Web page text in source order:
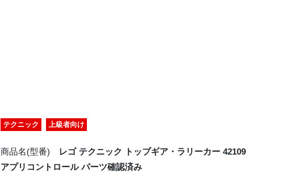
テクニック 上級者向け
商品名(型番)
レゴ テクニック トップギア・ラリーカー 42109
アプリコントロール パーツ確認済み